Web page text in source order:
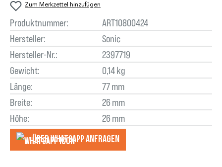
Zum Merkzettel hinzufügen
Produktnummer:
ART10800424
Hersteller:
Sonic
Hersteller-Nr.:
2397719
Gewicht:
0,14 kg
Länge:
77 mm
Breite:
26 mm
Höhe:
26 mm
Über WhatsApp anfragеn